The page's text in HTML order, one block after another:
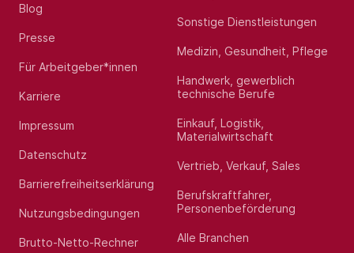
Blog
Presse
Für Arbeitgeber*innen
Karriere
Impressum
Datenschutz
Barrierefreiheitserklärung
Nutzungsbedingungen
Brutto-Netto-Rechner
Sonstige Dienstleistungen
Medizin, Gesundheit, Pflege
Handwerk, gewerblich
technische Berufe
Einkauf, Logistik,
Materialwirtschaft
Vertrieb, Verkauf, Sales
Berufskraftfahrer,
Personenbeförderung
Alle Branchen